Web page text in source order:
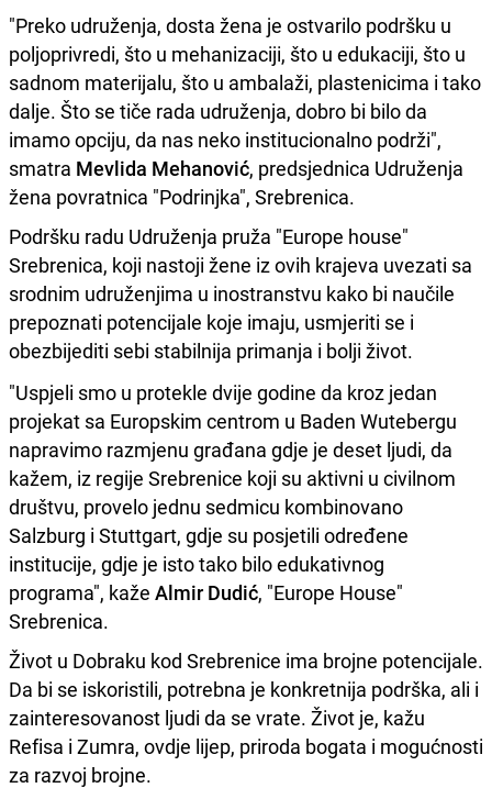
"Preko udruženja, dosta žena je ostvarilo podršku u
poljoprivredi, što u mehanizaciji, što u edukaciji, što u
sadnom materijalu, što u ambalaži, plastenicima i tako
dalje. Što se tiče rada udruženja, dobro bi bilo da
imamo opciju, da nas neko institucionalno podrži",
smatra Mevlida Mehanović, predsjednica Udruženja
žena povratnica "Podrinjka", Srebrenica.
Podršku radu Udruženja pruža "Europe house"
Srebrenica, koji nastoji žene iz ovih krajeva uvezati sa
srodnim udruženjima u inostranstvu kako bi naučile
prepoznati potencijale koje imaju, usmjeriti se i
obezbijediti sebi stabilnija primanja i bolji život.
"Uspjeli smo u protekle dvije godine da kroz jedan
projekat sa Europskim centrom u Baden Wutebergu
napravimo razmjenu građana gdje je deset ljudi, da
kažem, iz regije Srebrenice koji su aktivni u civilnom
društvu, provelo jednu sedmicu kombinovano
Salzburg i Stuttgart, gdje su posjetili određene
institucije, gdje je isto tako bilo edukativnog
programa", kaže Almir Dudić, "Europe House"
Srebrenica.
Život u Dobraku kod Srebrenice ima brojne potencijale.
Da bi se iskoristili, potrebna je konkretnija podrška, ali i
zainteresovanost ljudi da se vrate. Život je, kažu
Refisa i Zumra, ovdje lijep, priroda bogata i mogućnosti
za razvoj brojne.